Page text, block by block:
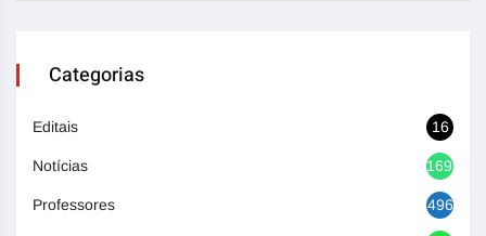
Categorias
Editais 16
Notícias 1692
Professores 496